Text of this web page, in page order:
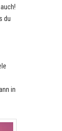
du
in